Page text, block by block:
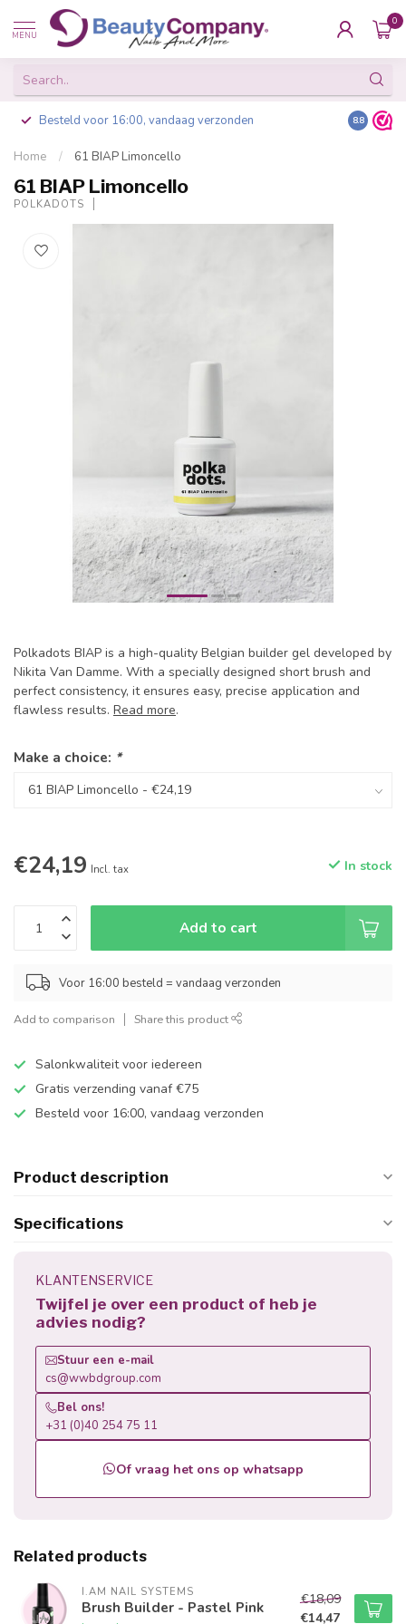
MENU
0
Besteld voor 16:00, vandaag verzonden 8.8
Home / 61 BIAP Limoncello
61 BIAP Limoncello
POLKADOTS
Polkadots BIAP is a high-quality Belgian builder gel developed by
Nikita Van Damme. With a specially designed short brush and
perfect consistency, it ensures easy, precise application and
flawless results. Read more.
Make a choice: *
€24,19 Incl. tax In stock
Add to cart
Voor 16:00 besteld = vandaag verzonden
Add to comparison Share this product
Salonkwaliteit voor iedereen
Gratis verzending vanaf €75
Besteld voor 16:00, vandaag verzonden
Product description
Specifications
KLANTENSERVICE
Twijfel je over een product of heb je
advies nodig?
Stuur een e-mail
cs@wwbdgroup.com
Bel ons!
+31 (0)40 254 75 11
Of vraag het ons op whatsapp
Related products
I.AM NAIL SYSTEMS
Brush Builder - Pastel Pink
€18,09
€14,47